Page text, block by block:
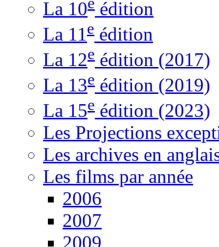
La 10
édition
La 11e édition
La 12e édition (2017)
La 13e édition (2019)
La 15e édition (2023)
Les Projections
Les archives en
Les films par année
2006
2007
2009